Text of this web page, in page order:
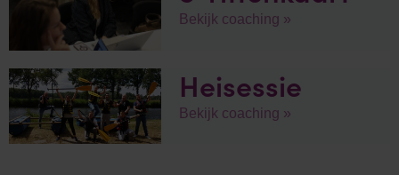
Bekijk coaching »
Heisessie
Bekijk coaching »